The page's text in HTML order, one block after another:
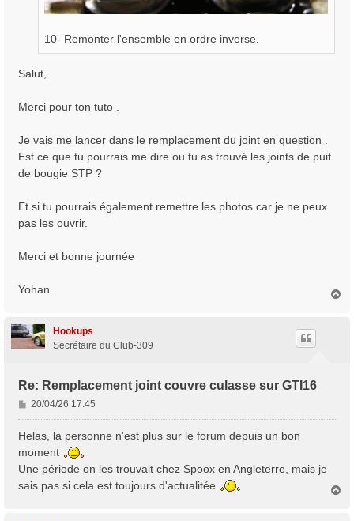
10- Remonter l'ensemble en ordre inverse.
Salut,
Merci pour ton tuto .
Je vais me lancer dans le remplacement du joint en question .
Est ce que tu pourrais me dire ou tu as trouvé les joints de puit
de bougie STP ?
Et si tu pourrais également remettre les photos car je ne peux
pas les ouvrir.
Merci et bonne journée
Yohan
Hookups
Secrétaire du Club-309
Re: Remplacement joint couvre culasse sur GTI16
M
e
s
g
e
20/04/26 17:45
Helas, la personne n'est plus sur le forum depuis un bon
moment
Une période on les trouvait chez Spoox en Angleterre, mais je
sais pas si cela est toujours d'actualitée